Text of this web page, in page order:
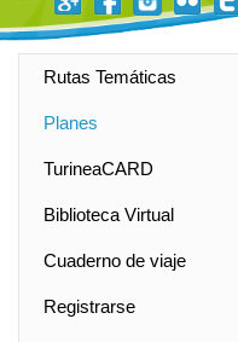
Rutas Temáticas
Planes
TurineaCARD
Biblioteca Virtual
Cuaderno de viaje
Registrarse